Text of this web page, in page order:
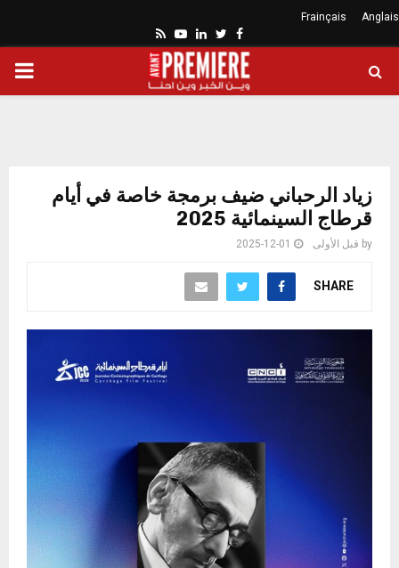
Anglais
Frainçais
Facebook
Twitter
Linkedin
Youtube
Rss
زياد الرحباني ضيف برمجة خاصة في أيام
قرطاج السينمائية 2025
by قبل الأولى 2025-12-01
SHARE